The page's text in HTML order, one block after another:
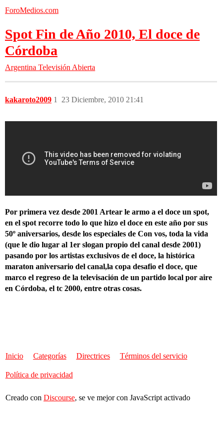
ForoMedios.com
Spot Fin de Año 2010, El doce de
Córdoba
Argentina Televisión Abierta
kakaroto2009 23 Diciembre, 2010 21:41
1
Por primera vez desde 2001 Artear le armo a el doce un spot,
en el spot recorre todo lo que hizo el doce en este año por sus
50º aniversarios, desde los especiales de Con vos, toda la vida
(que le dio lugar al 1er slogan propio del canal desde 2001)
pasando por los artistas exclusivos de el doce, la histórica
maraton aniversario del canal,la copa desafio el doce, que
marco el regreso de la televisación de un partido local por aire
en Córdoba, el tc 2000, entre otras cosas.
Inicio Categorías Directrices Términos del servicio
Política de privacidad
Creado con Discourse, se ve mejor con JavaScript activado